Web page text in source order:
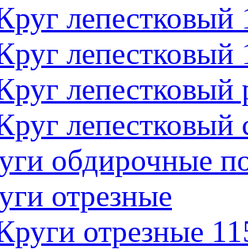
лепестковый
лепестковый
обдирочные
отрезные
отрезные